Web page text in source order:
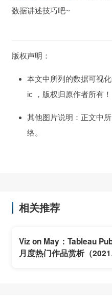
数据讲述技巧吧~
版权声明：
本文中所列的数据可视
ic ，版权归原作者所有！
其他图片说明：正文中
络。
相关推荐
Viz on May：Tableau
月度热门作品赏析（2021